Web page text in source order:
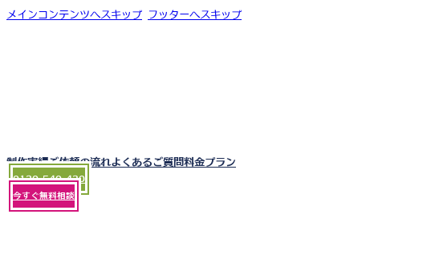
メインコンテンツへスキップ フッターへスキップ
制作実績ご依頼の流れ よくあるご質問料金プラン
0120-540-430
今すぐ無料相談